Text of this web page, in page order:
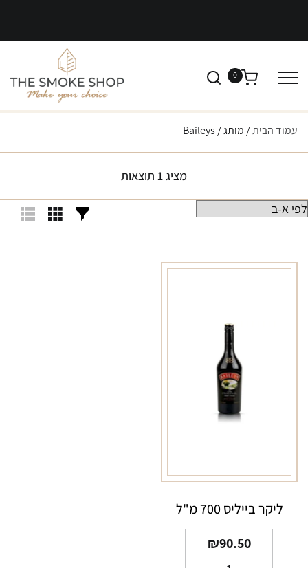
0
עמוד הבית/ מותג / Baileys
מציג 1 תוצאות
ליקר בייליס 700 מ"ל
₪90.50